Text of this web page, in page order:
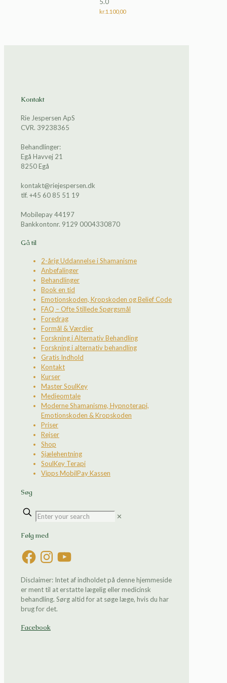
5.00
ud af 5
kr.1.100,00
Kontakt
Rie Jespersen ApS
CVR. 39238365
Behandlinger:
Egå Havvej 21
8250 Egå
kontakt@riejespersen.dk
tlf. +45 60 85 51 19
Mobilepay 44197
Bankkontonr. 9129 0004330870
Gå til
2-årig Uddannelse i Shamanisme
Anbefalinger
Behandlinger
Book en tid
Emotionskoden, Kropskoden og Belief Code
FAQ – Ofte Stillede Spørgsmål
Foredrag
Formål & Værdier
Forskning i Alternativ Behandling
Forskning i alternativ behandling
Gratis Indhold
Kontakt
Kurser
Master SoulKey
Medieomtale
Moderne Shamanisme, Hypnoterapi,
Emotionskoden & Kropskoden
Priser
Rejser
Shop
Sjælehentning
SoulKey Terapi
Vipps MobilPay Kassen
Søg
✕
Følg med
FacebookInstagramYouTube
Disclaimer: Intet af indholdet på denne hjemmeside
er ment til at erstatte lægelig eller medicinsk
behandling. Sørg altid for at søge læge, hvis du har
brug for det.
Facebook